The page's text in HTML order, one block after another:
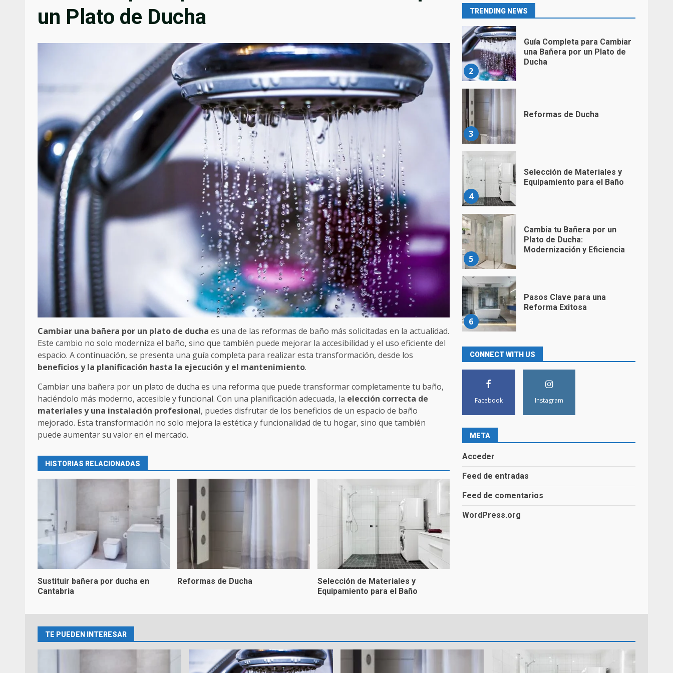
un Plato de Ducha
Cambiar una bañera por un plato de ducha es una de las reformas de baño más solicitadas en la actualidad.
Este cambio no solo moderniza el baño, sino que también puede mejorar la accesibilidad y el uso eficiente del
espacio. A continuación, se presenta una guía completa para realizar esta transformación, desde los
beneficios y la planificación hasta la ejecución y el mantenimiento.
Cambiar una bañera por un plato de ducha es una reforma que puede transformar completamente tu baño,
haciéndolo más moderno, accesible y funcional. Con una planificación adecuada, la elección correcta de
materiales y una instalación profesional, puedes disfrutar de los beneficios de un espacio de baño
mejorado. Esta transformación no solo mejora la estética y funcionalidad de tu hogar, sino que también
puede aumentar su valor en el mercado.
HISTORIAS RELACIONADAS
Sustituir bañera por ducha en
Cantabria
Reformas de Ducha
Selección de Materiales y
Equipamiento para el Baño
TRENDING NEWS
1
2
Guía Completa para Cambiar
una Bañera por un Plato de
Ducha
3
Reformas de Ducha
4
Selección de Materiales y
Equipamiento para el Baño
5
Cambia tu Bañera por un
Plato de Ducha:
Modernización y Eficiencia
6
Pasos Clave para una
Reforma Exitosa
Convierte tu Baño en un
Espacio Moderno y Acogedor
con Nuestras Soluciones de
Diseño Innovador
1
2
Guía Completa para Cambiar
una Bañera por un Plato de
Ducha
Cambia tu Bañera por un
CONNECT WITH US
Facebook Instagram
META
Acceder
Feed de entradas
Feed de comentarios
WordPress.org
TE PUEDEN INTERESAR